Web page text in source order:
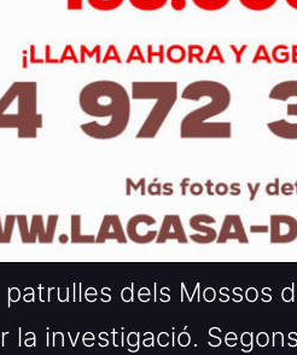
dels Mossos
la investigació.